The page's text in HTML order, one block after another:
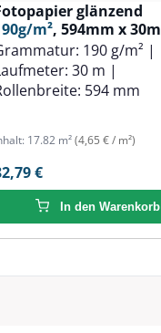
glänzend
m², 594mm x 30m
190 g/m² |
30 m |
594 mm
17.82 m²(4,65 € / m²)
€
In den Warenkorb